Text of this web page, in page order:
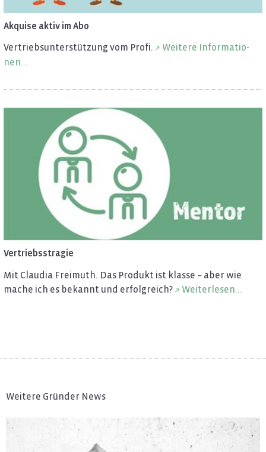
Ak­qui­se aktiv im Abo
Ver­triebs­un­ter­stüt­zung vom Profi.
Wei­te­re In­for­ma­tio­
nen...
Ver­triebss­tra­gie
Mit Clau­dia Frei­muth. Das Pro­dukt ist klas­se – aber wie
mache ich es be­kannt und er­folg­reich?
Wei­ter­le­sen...
Weitere Gründer News